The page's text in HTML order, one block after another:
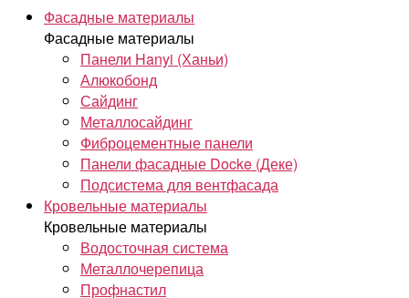
Фасадные материалы
Фасадные материалы
Панели Hanyi (Ханьи)
Алюкобонд
Сайдинг
Металлосайдинг
Фиброцементные панели
Панели фасадные Docke (Деке)
Подсистема для вентфасада
Кровельные материалы
Кровельные материалы
Водосточная система
Металлочерепица
Профнастил